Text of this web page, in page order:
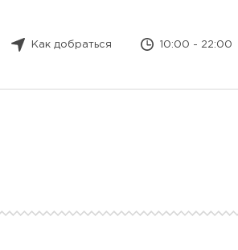
Как добраться 10:00 - 22:00